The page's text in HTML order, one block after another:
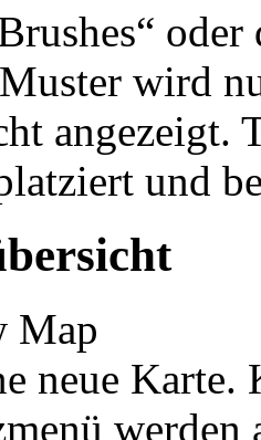
wird
angezeigt.
und
Map
neue Karte.